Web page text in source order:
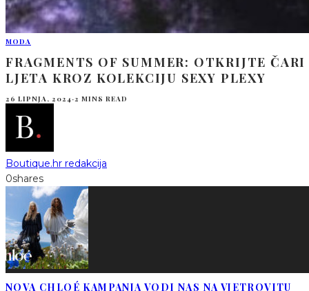
MODA
FRAGMENTS OF SUMMER: OTKRIJTE ČARI
LJETA KROZ KOLEKCIJU SEXY PLEXY
26 LIPNJA, 2024·2 MINS READ
Boutique.hr redakcija
0shares
NOVA CHLOÉ KAMPANJA VODI NAS NA VJETROVITU